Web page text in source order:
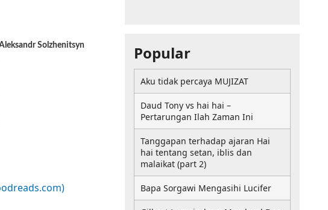
Solzhenitsyn Popular
Aku tidak percaya MUJIZAT
Daud Tony vs hai hai –
Pertarungan Ilah Zaman Ini
Tanggapan terhadap ajaran Hai
hai tentang setan, iblis dan
malaikat (part 2)
Bapa Sorgawi Mengasihi Lucifer